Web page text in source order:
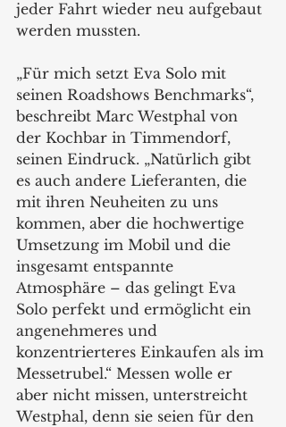
jeder Fahrt wieder neu aufgebaut
werden mussten.
„Für mich setzt Eva Solo mit
seinen Roadshows Benchmarks“,
beschreibt Marc Westphal von
der Kochbar in Timmendorf,
seinen Eindruck. „Natürlich gibt
es auch andere Lieferanten, die
mit ihren Neuheiten zu uns
kommen, aber die hochwertige
Umsetzung im Mobil und die
insgesamt entspannte
Atmosphäre – das gelingt Eva
Solo perfekt und ermöglicht ein
angenehmeres und
konzentrierteres Einkaufen als im
Messetrubel.“ Messen wolle er
aber nicht missen, unterstreicht
Westphal, denn sie seien für den